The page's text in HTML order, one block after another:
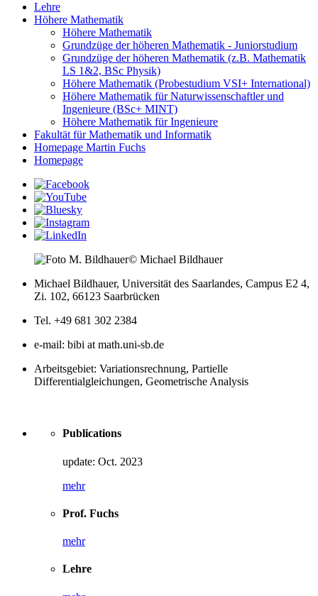
Lehre
Höhere Mathematik
Höhere Mathematik
Grundzüge der höheren Mathematik - Juniorstudium
Grundzüge der höheren Mathematik (z.B. Mathematik
LS 1&2, BSc Physik)
Höhere Mathematik (Probestudium VSI+ International)
Höhere Mathematik für Naturwissenschaftler und
Ingenieure (BSc+ MINT)
Höhere Mathematik für Ingenieure
Fakultät für Mathematik und Informatik
Homepage Martin Fuchs
Homepage
© Michael Bildhauer
Michael Bildhauer, Universität des Saarlandes, Campus E2 4,
Zi. 102, 66123 Saarbrücken
Tel. +49 681 302 2384
e-mail: bibi at math.uni-sb.de
Arbeitsgebiet: Variationsrechnung, Partielle
Differentialgleichungen, Geometrische Analysis
Publications
update: Oct. 2023
mehr
Prof. Fuchs
mehr
Lehre